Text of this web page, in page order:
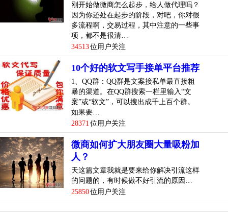
刚开始做微商怎么起步，给人做代理吗？
因为你还处在起步的阶段，对吧，你对很
多流程啊，交易过程，其中注意的一些事
项，都不是很清…
34513位用户关注
10个好的软文写手接单平台推荐
1、QQ群：QQ群是文案接私单最直接粗
暴的渠道。在QQ群搜索一栏里输入“文
案”或“软文”，可以搜出成千上百个群。
如果要…
28371 位用户关注
微商如何扩大朋友圈大量吸粉加
人？
天这篇文章我就是要来给你解决引流这样
的问题的，有时候做不好引流的原因…
25850位用户关注